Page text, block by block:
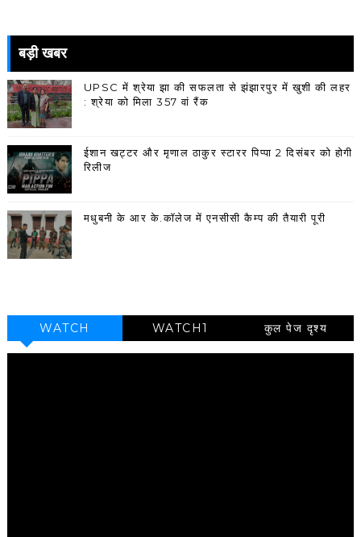
बड़ी खबर
UPSC में श्रेया झा की सफलता से झंझारपुर में खुशी की लहर
: श्रेया को मिला 357 वां रैंक
ईशान खट्टर और मृणाल ठाकुर स्टारर पिप्पा 2 दिसंबर को होगी
रिलीज
मधुबनी के आर के.कॉलेज में एनसीसी कैम्प की तैयारी पूरी
WATCH WATCH1 कुल पेज दृश्य